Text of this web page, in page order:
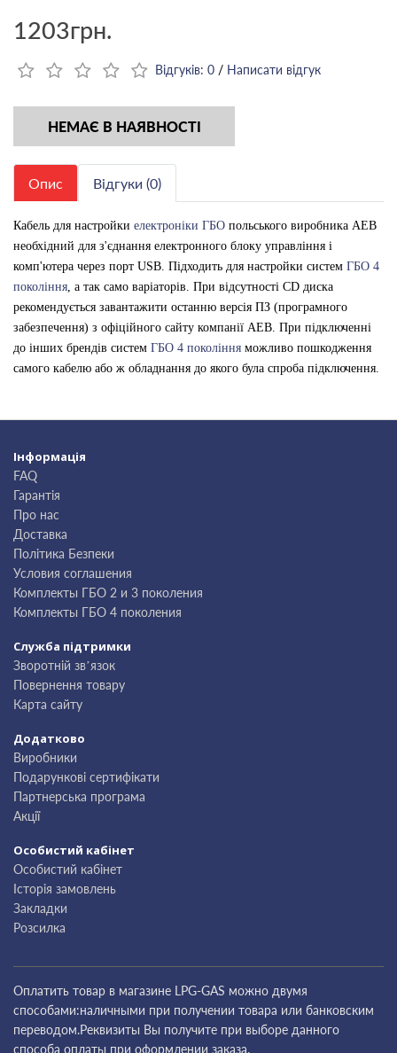
1203грн.
Відгуків: 0 / Написати відгук
НЕМАЄ В НАЯВНОСТІ
Опис Відгуки (0)
Кабель для настройки електроніки ГБО польського виробника AEB
необхідний для з'єднання електронного блоку управління і
комп'ютера через порт USB. Підходить для настройки систем ГБО 4
покоління , а так само варіаторів. При відсутності CD диска
рекомендується завантажити останню версія ПЗ (програмного
забезпечення) з офіційного сайту компанії AEB. При підключенні
до інших брендів систем ГБО 4 покоління можливо пошкодження
самого кабелю або ж обладнання до якого була спроба підключення.
Інформація
FAQ
Гарантія
Про нас
Доставка
Політика Безпеки
Условия соглашения
Комплекты ГБО 2 и 3 поколения
Комплекты ГБО 4 поколения
Служба підтримки
Зворотній зв’язок
Повернення товару
Карта сайту
Додатково
Виробники
Подарункові сертифікати
Партнерська програма
Акції
Особистий кабінет
Особистий кабінет
Історія замовлень
Закладки
Розсилка
Оплатить товар в магазине LPG-GAS можно двумя
способами:наличными при получении товара или банковским
переводом.Реквизиты Вы получите при выборе данного
способа оплаты при оформлении заказа.